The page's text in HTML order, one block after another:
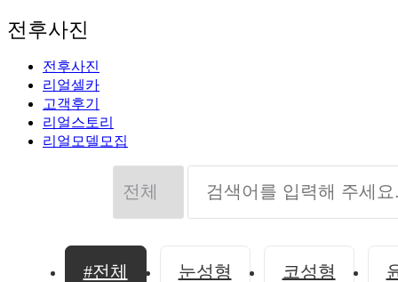
전후사진
전후사진
리얼셀카
고객후기
리얼스토리
리얼모델모집
#전체 눈성형 코성형